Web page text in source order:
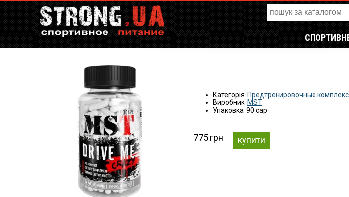
Категорія: Предтренировочные
Виробник: MST
Упаковка: 90 cap
775 грн купити